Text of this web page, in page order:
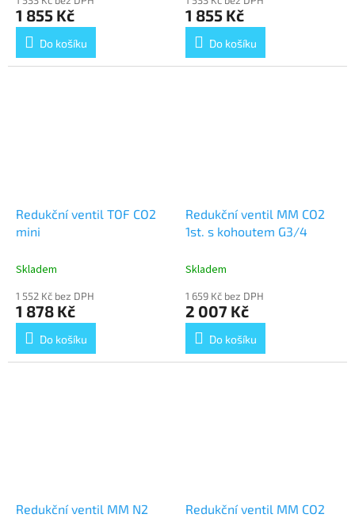
1 855 Kč
Do košíku
1 855 Kč
Do košíku
Redukční ventil TOF CO2
mini
Skladem
1 552 Kč bez DPH
1 878 Kč
Do košíku
Redukční ventil MM CO2
1st. s kohoutem G3/4
Skladem
1 659 Kč bez DPH
2 007 Kč
Do košíku
Redukční ventil MM N2
Redukční ventil MM CO2